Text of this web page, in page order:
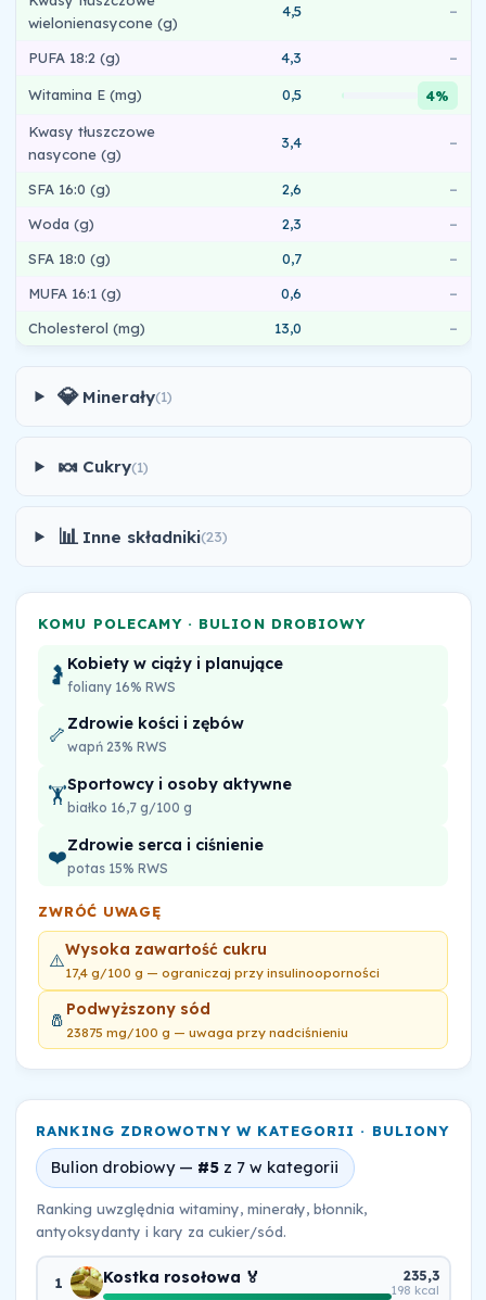
wielonienasycone (g)
4,5 –
PUFA 18:2 (g) 4,3 –
Witamina E (mg) 0,5 4%
Kwasy tłuszczowe
nasycone (g)
3,4 –
SFA 16:0 (g) 2,6
–
Woda (g)
2,3
–
SFA 18:0 (g)
0,7
–
MUFA 16:1 (g)
0,6
–
Cholesterol (mg)
13,0 –
💎 Minerały(1)
🍬 Cukry(1)
📊 Inne składniki(23)
KOMU POLECAMY · BULION DROBIOWY
🤰 Kobiety w ciąży i planujące
foliany 16% RWS
🦴 Zdrowie kości i zębów
wapń 23% RWS
🏋️Sportowcy i osoby aktywne
białko 16,7 g/100 g
❤️Zdrowie serca i ciśnienie
potas 15% RWS
ZWRÓĆ UWAGĘ
⚠️Wysoka zawartość cukru
17,4 g/100 g — ograniczaj przy insulinooporności
🧂 Podwyższony sód
23875 mg/100 g — uwaga przy nadciśnieniu
RANKING ZDROWOTNY W KATEGORII · BULIONY
Bulion drobiowy — #5 z 7 w kategorii
Ranking uwzględnia witaminy, minerały, błonnik,
antyoksydanty i kary za cukier/sód.
1 Kostka rosołowa 🏅 235,3
198 kcal